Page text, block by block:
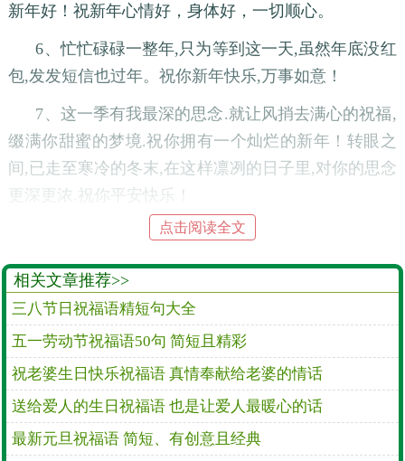
新年好！祝新年心情好，身体好，一切顺心。
6、忙忙碌碌一整年,只为等到这一天,虽然年底没红
包,发发短信也过年。祝你新年快乐,万事如意！
7、这一季有我最深的思念.就让风捎去满心的祝福,
缀满你甜蜜的梦境.祝你拥有一个灿烂的新年！转眼之
间,已走至寒冷的冬末,在这样凛冽的日子里,对你的思念
更深更浓.祝你平安快乐！
8、忙忙碌碌一整年,只为等到这一天:天涯海角同欢
聚,团团圆圆闹新春。
9、祝你新的一年,工作忙中有闲,自己打牌赢钱,存
折增加无限,口袋装满美元,美女挤满床前,精力充沛源
源,情人又猛又甜.
10、每一朵雪花飘下,每一束烟火燃起,每一秒时间
流动,每一份思念传送,都代表着我想要送你的每一个祝
福！
点击阅读全文
相关文章推荐>>
三八节日祝福语精短句大全
五一劳动节祝福语50句 简短且精彩
祝老婆生日快乐祝福语 真情奉献给老婆的情话
送给爱人的生日祝福语 也是让爱人最暖心的话
最新元旦祝福语 简短、有创意且经典